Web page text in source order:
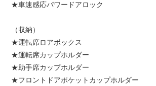
★車速感応パワードアロック
（収納）
★運転席ロアボックス
★運転席カップホルダー
★助手席カップホルダー
★フロントドアポケットカップホルダー